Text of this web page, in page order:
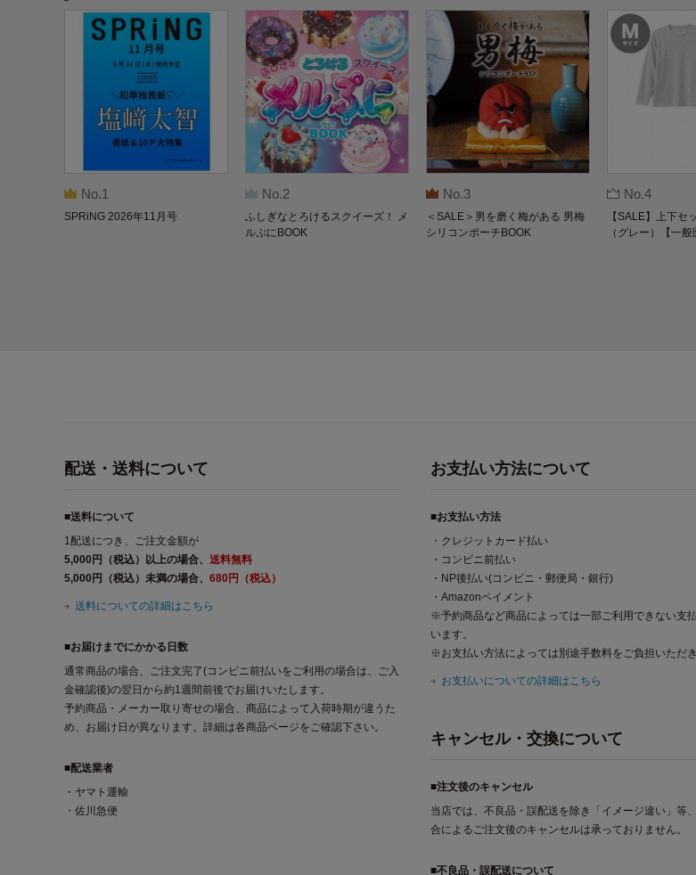
No.1
SPRiNG 2026年11月号
No.2
ふしぎなとろけるスクイーズ！ メ
ルぷにBOOK
No.3
＜SALE＞男を磨く梅がある 男梅
シリコンポーチBOOK
No.4
【SALE】上下セ
（グレー）【一
配送・送料について
■送料について
1配送につき、ご注文金額が
5,000円（税込）以上の場合、 送料無料
5,000円（税込）未満の場合、 680円（税込）
送料についての詳細はこちら
■お届けまでにかかる日数
通常商品の場合、ご注文完了(コンビニ前払いをご利用の場合は、ご入
金確認後)の翌日から約1週間前後でお届けいたします。
予約商品・メーカー取り寄せの場合、商品によって入荷時期が違うた
め、お届け日が異なります。詳細は各商品ページをご確認下さい。
■配送業者
・ヤマト運輸
・佐川急便
お支払い方法について
■お支払い方法
・クレジットカード払い
・コンビニ前払い
・NP後払い(コンビニ・郵便局・銀行)
・Amazonペイメント
※予約商品など商品によっては一部ご利用できない支
います。
※お支払い方法によっては別途手数料をご負担いただき
お支払いについての詳細はこちら
キャンセル・交換について
■注文後のキャンセル
当店では、不良品・誤配送を除き「イメージ違い」等
合によるご注文後のキャンセルは承っておりません。
■不良品・誤配送について